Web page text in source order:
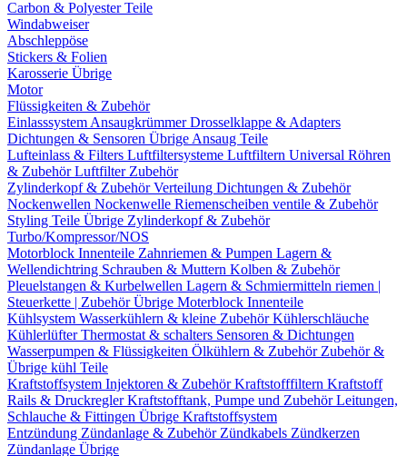
Carbon & Polyester Teile
Windabweiser
Abschleppöse
Stickers & Folien
Karosserie Übrige
Motor
Flüssigkeiten & Zubehör
Einlasssystem AnsaugkrümmerDrosselklappe & Adapters
Dichtungen & Sensoren Übrige Ansaug Teile
Lufteinlass & Filters Luftfiltersysteme Luftfiltern Universal Röhren
& ZubehörLuftfilter Zubehör
Zylinderkopf & ZubehörVerteilung Dichtungen & Zubehör
Nockenwellen Nockenwelle Riemenscheiben ventile & Zubehör
Styling Teile Übrige Zylinderkopf & Zubehör
Turbo/Kompressor/NOS
Motorblock Innenteile Zahnriemen & Pumpen Lagern &
Wellendichtring Schrauben & Muttern Kolben & Zubehör
Pleuelstangen & Kurbelwellen Lagern & Schmiermitteln riemen |
Steuerkette | ZubehörÜbrige Moterblock Innenteile
Kühlsystem Wasserkühlern & kleine ZubehörKühlerschläuche
KühlerlüfterThermostat & schalters Sensoren & Dichtungen
Wasserpumpen & Flüssigkeiten Ölkühlern & Zubehör Zubehör &
Übrige kühl Teile
Kraftstoffsystem Injektoren & ZubehörKraftstofffiltern Kraftstoff
Rails & DruckreglerKraftstofftank, Pumpe und ZubehörLeitungen,
Schlauche & Fittingen Übrige Kraftstoffsystem
Entzündung Zündanlage & Zubehör Zündkabels Zündkerzen
Zündanlage Übrige